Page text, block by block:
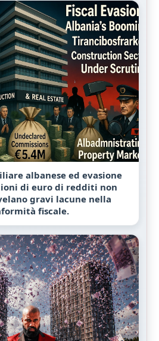
albanese ed evasione
di euro di redditi non
gravi lacune nella
fiscale.